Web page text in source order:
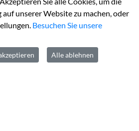
unserer Website zu machen, oder
Besuchen Sie unsere
Alle ablehnen